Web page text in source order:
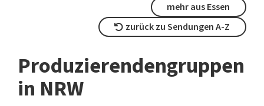
mehr aus Essen
zurück zu Sendungen A-Z
Produzierendengruppen
in NRW